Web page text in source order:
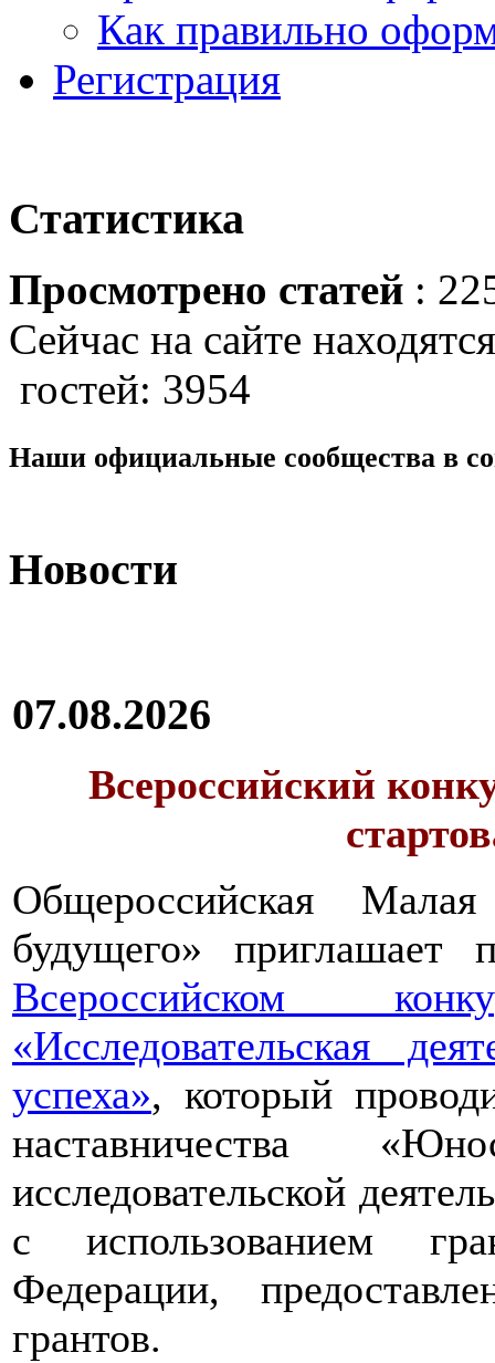
Как правильно
Регистрация
Статистика
Просмотрено статей :
Сейчас на сайте
гостей: 3954
Наши официальные сообщества в
Новости
07.08.2026
Всероссийский
Общероссийская
будущего» приглашает
Всероссийском
«Исследовательская
успеха», который
наставничества
исследовательской
с использованием
Федерации,
грантов.